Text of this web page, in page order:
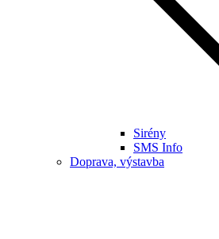
Sirény
SMS Info
Doprava, výstavba